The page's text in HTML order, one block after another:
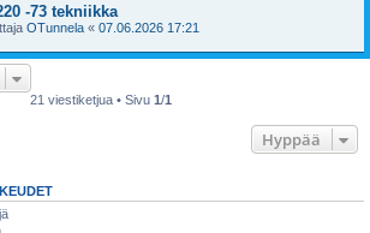
-73 tekniikka
OTunnela « 07.06.2026 17:21
21 viestiketjua • Sivu 1/1
Hyppää